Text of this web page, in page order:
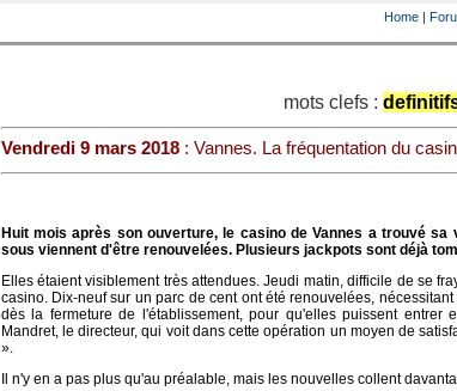
Home |
mots clefs :
Vendredi 9 mars 2018: Vannes. La fréquentation du
Huit mois après son ouverture, le casino de Vannes a trouvé
sous viennent d'être renouvelées. Plusieurs jackpots sont déjà
Elles étaient visiblement très attendues. Jeudi matin, difficile de se
casino. Dix-neuf sur un parc de cent ont été renouvelées,
dès la fermeture de l'établissement, pour qu'elles puissent entrer
Mandret, le directeur, qui voit dans cette opération un moyen de
».
Il n'y en a pas plus qu'au préalable, mais les nouvelles collent